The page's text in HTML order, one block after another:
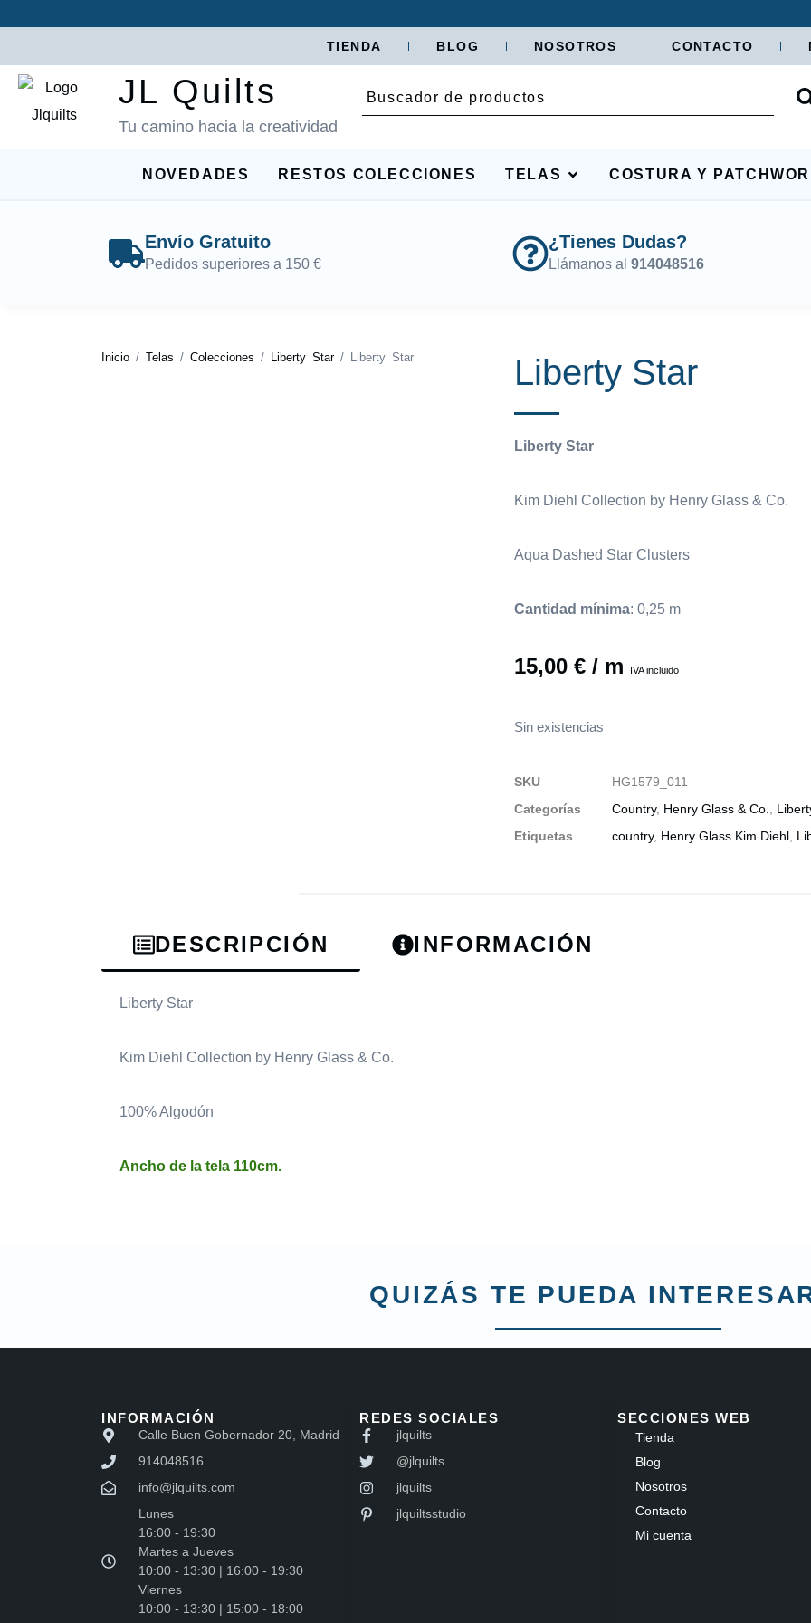
TIENDA BLOG NOSOTROS CONTACTO
JL Quilts
Tu camino hacia la creatividad
NOVEDADES RESTOS COLECCIONES TELAS COSTURA Y
Envío Gratuito
Pedidos superiores a 150 €
¿Tienes Dudas?
Llámanos al 914048516
Inicio / Telas / Colecciones / Liberty Star/ Liberty Star Liberty Star
Liberty Star
Kim Diehl Collection by Henry Glass & Co.
Aqua Dashed Star Clusters
Cantidad mínima: 0,25 m
15,00 € / m IVA incluido
Sin existencias
SKU
HG1579_011
Categorías
Country, Henry Glass & Co.
Etiquetas
country, Henry Glass Kim Diehl
DESCRIPCIÓN INFORMACIÓN
Liberty Star
Kim Diehl Collection by Henry Glass & Co.
100% Algodón
Ancho de la tela 110cm.
QUIZÁS TE PUEDA
INFORMACIÓN
Calle Buen Gobernador 20, Madrid
914048516
info@jlquilts.com
Lunes
16:00 - 19:30
Martes a Jueves
10:00 - 13:30 | 16:00 - 19:30
Viernes
10:00 - 13:30 | 15:00 - 18:00
REDES SOCIALES
jlquilts
@jlquilts
jlquilts
jlquiltsstudio
SECCIONES WEB
Tienda
Blog
Nosotros
Contacto
Mi cuenta